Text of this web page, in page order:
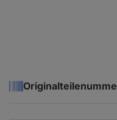
DACIA LOGAN (LS_)